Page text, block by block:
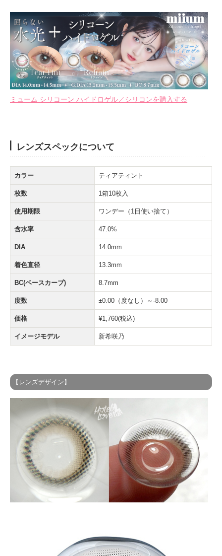
ミューム シリコーン ハイドロゲル／シリコンを購入する
レンズスペックについて
カラー ティアティント
枚数 1箱10枚入
使用期限 ワンデー（1日使い捨て）
含水率 47.0%
DIA 14.0mm
着色直径 13.3mm
BC(ベースカーブ) 8.7mm
度数 ±0.00（度なし）～-8.00
価格 ¥1,760(税込)
イメージモデル 新希咲乃
【レンズデザイン】